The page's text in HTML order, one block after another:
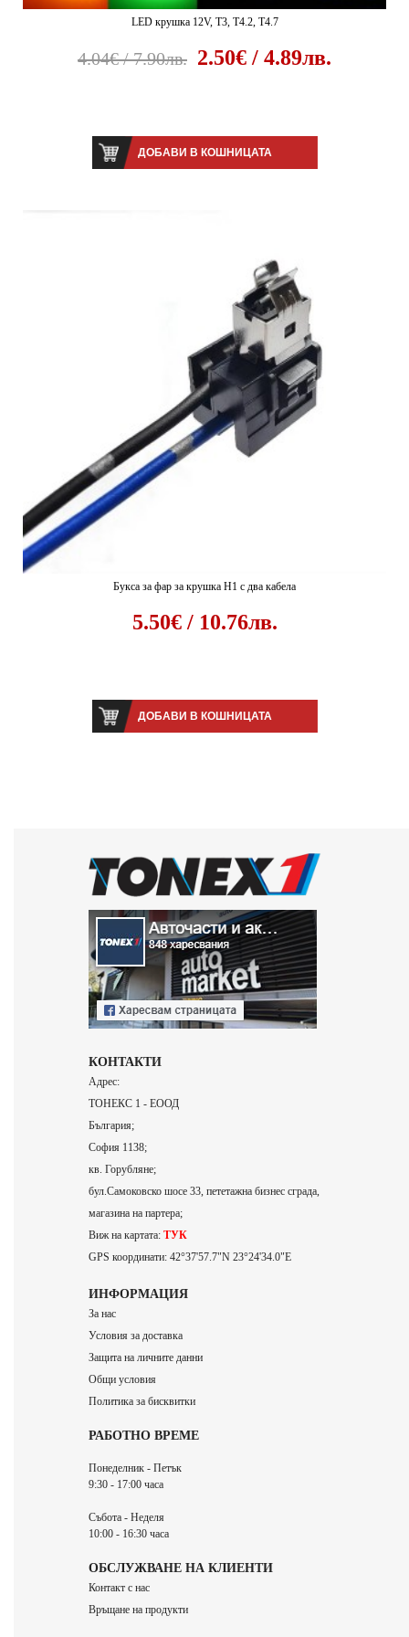
LED крушка 12V, T3, T4.2, T4.7
4.04€ / 7.90лв. 2.50€ / 4.89лв.
ДОБАВИ В КОШНИЦАТА
Букса за фар за крушка H1 с два кабела
5.50€ / 10.76лв.
ДОБАВИ В КОШНИЦАТА
КОНТАКТИ
Адрес:
ТОНЕКС 1 - ЕООД
България;
София 1138;
кв. Горубляне;
бул.Самоковско шосе 33, пететажна бизнес сграда,
магазина на партера;
Виж на картата: ТУК
GPS координати: 42°37'57.7"N 23°24'34.0"E
ИНФОРМАЦИЯ
За нас
Условия за доставка
Защита на личните данни
Общи условия
Политика за бисквитки
РАБОТНО ВРЕМЕ
Понеделник - Петък
9:30 - 17:00 часа
Събота - Неделя
10:00 - 16:30 часа
ОБСЛУЖВАНЕ НА КЛИЕНТИ
Контакт с нас
Връщане на продукти